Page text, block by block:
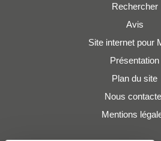
Rechercher
Avis
Site internet pour
Présentation
Plan du site
Nous
Mentions